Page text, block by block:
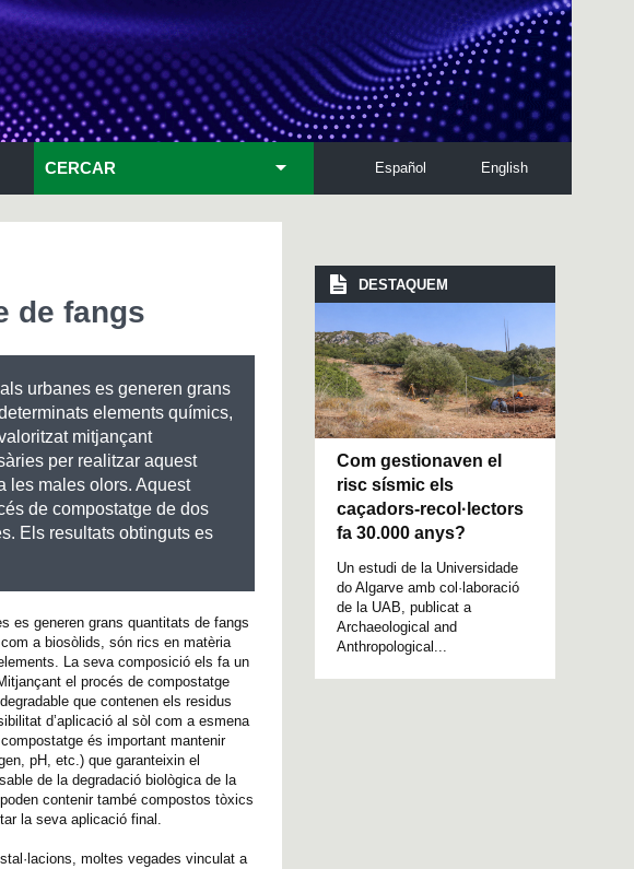
English
Español
CERCAR
de fangs
urbanes es generen grans
elements químics,
mitjançant
per realitzar aquest
les males olors. Aquest
de compostatge de dos
Els resultats obtinguts es
es generen grans quantitats de fangs
a biosòlids, són rics en matèria
La seva composició els fa un
el procés de compostatge
que contenen els residus
d’aplicació al sòl com a esmena
és important mantenir
pH, etc.) que garanteixin el
de la degradació biològica de la
contenir també compostos tòxics
la seva aplicació final.
moltes vegades vinculat a
DESTAQUEM
Com gestionaven el
risc sísmic els
caçadors-recol·lectors
fa 30.000 anys?
Un estudi de la Universidade
do Algarve amb col·laboració
de la UAB, publicat a
Archaeological and
Anthropological...